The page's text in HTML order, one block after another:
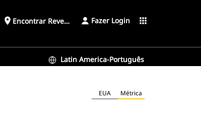
place Encontrar Revendedor Fazer Login apps
Latin America-Português
EUA Métrica